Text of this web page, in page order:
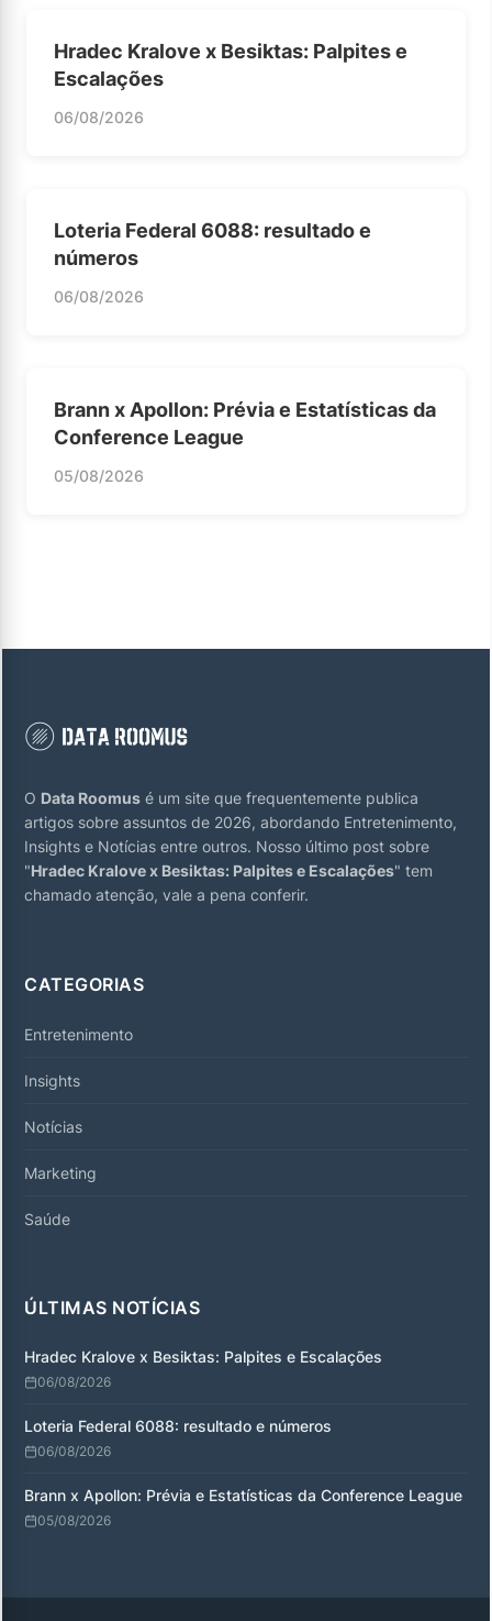
Hradec Kralove x Besiktas: Palpites e
Escalações
06/08/2026
Loteria Federal 6088: resultado e
números
06/08/2026
Brann x Apollon: Prévia e Estatísticas da
Conference League
05/08/2026
O Data Roomus é um site que frequentemente publica
artigos sobre assuntos de 2026, abordando Entretenimento,
Insights e Notícias entre outros. Nosso último post sobre
"Hradec Kralove x Besiktas: Palpites e Escalações" tem
chamado atenção, vale a pena conferir.
CATEGORIAS
Entretenimento
Insights
Notícias
Marketing
Saúde
ÚLTIMAS NOTÍCIAS
Hradec Kralove x Besiktas: Palpites e Escalações
06/08/2026
Loteria Federal 6088: resultado e números
06/08/2026
Brann x Apollon: Prévia e Estatísticas da Conference League
05/08/2026